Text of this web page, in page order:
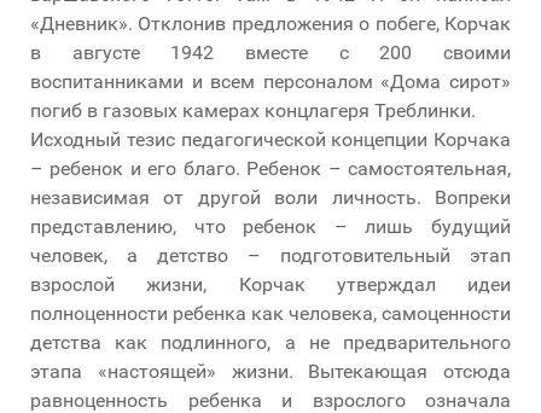
«Дневник». Отклонив предложения о побеге, Корчак
в августе 1942 вместе с 200 своими
воспитанниками и всем персоналом «Дома сирот»
погиб в газовых камерах концлагеря Треблинки.
Исходный тезис педагогической концепции Корчака
– ребенок и его благо. Ребенок – самостоятельная,
независимая от другой воли личность. Вопреки
представлению, что ребенок – лишь будущий
человек, а детство – подготовительный этап
взрослой жизни, Корчак утверждал идеи
полноценности ребенка как человека, самоценности
детства как подлинного, а не предварительного
этапа «настоящей» жизни. Вытекающая отсюда
равноценность ребенка и взрослого означала